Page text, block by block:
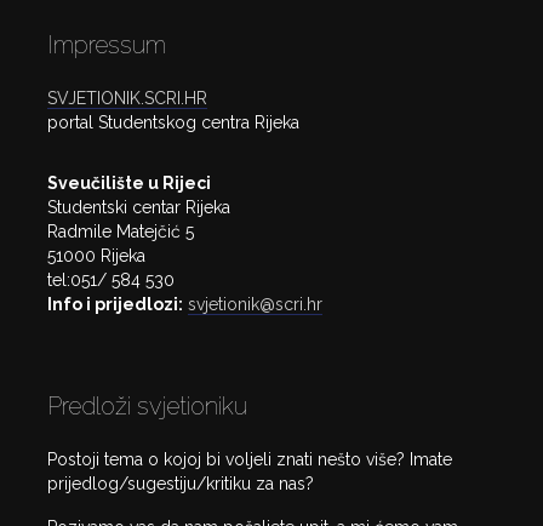
Impressum
SVJETIONIK.SCRI.HR
portal Studentskog centra Rijeka
Sveučilište u Rijeci
Studentski centar Rijeka
Radmile Matejčić 5
51000 Rijeka
tel:051/ 584 530
Info i prijedlozi: svjetionik@scri.hr
Predloži svjetioniku
Postoji tema o kojoj bi voljeli znati nešto više? Imate
prijedlog/sugestiju/kritiku za nas?